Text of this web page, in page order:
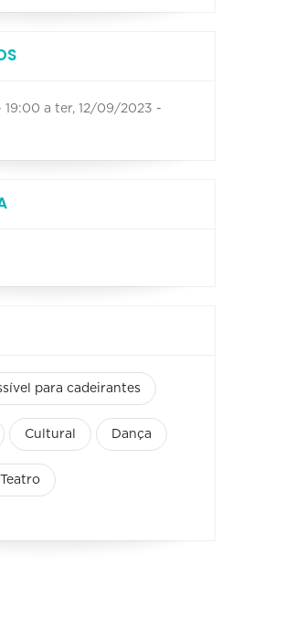
19:00 a ter, 12/09/2023 -
para cadeirantes
Cultural Dança
Teatro